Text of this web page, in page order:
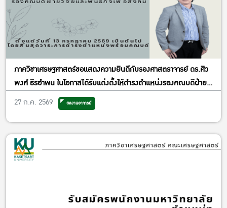
ภาควิชาเศรษฐศาสตร์ขอแสดงความยินดีกับรองศาสตราจารย์ ดร.ศิว
พงศ์ ธีรอำพน ในโอกาสได้รับแต่งตั้งให้ดำรงตำแหน่งรองคณบดีฝ่าย
วิจัยและพันธกิจเพื่อสังคม
27 ก.ค. 2569 ผลงานอาจารย์